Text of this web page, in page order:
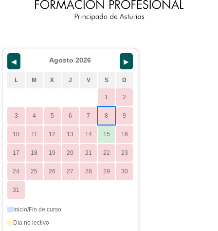
◀ Agosto 2026 ▶
L M X J V S D
1 2
3 4 5 6 7 8 9
10 11 12 13 14 15 16
17 18 19 20 21 22 23
24 25 26 27 28 29 30
31
Inicio/Fin de curso
Día no lectivo